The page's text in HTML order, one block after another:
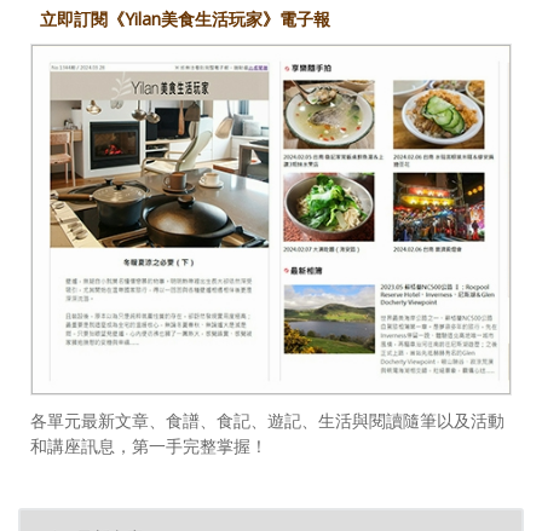
立即訂閱《Yilan美食生活玩家》電子報
各單元最新文章、食譜、食記、遊記、生活與閱讀隨筆以及活動
和講座訊息，第一手完整掌握！